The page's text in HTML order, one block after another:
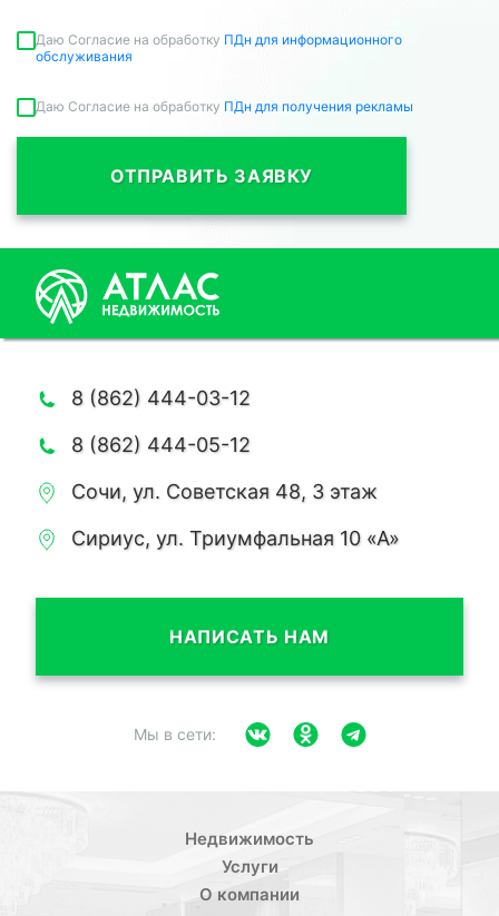
Даю Согласие на обработку ПДн для информационного
обслуживания
Даю Согласие на обработку ПДн для получения рекламы
ОТПРАВИТЬ ЗАЯВКУ
8 (862) 444-03-12
8 (862) 444-05-12
Сочи, ул. Советская 48, 3 этаж
Сириус, ул. Триумфальная 10 «А»
НАПИСАТЬ НАМ
Мы в сети:
Недвижимость
Услуги
О компании